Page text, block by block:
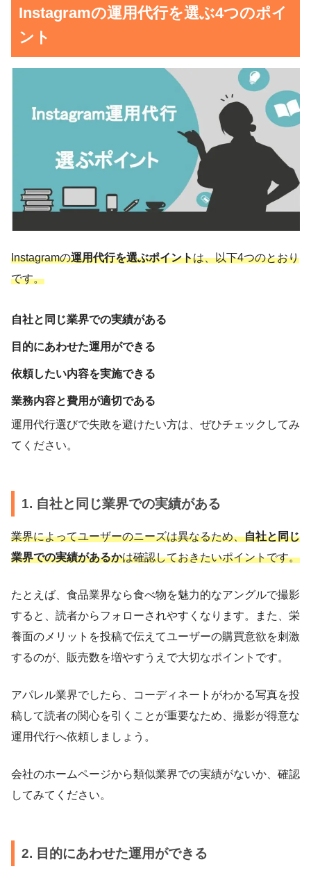
Instagramの運用代行を選ぶ4つのポイ
ント
Instagramの運用代行を選ぶポイントは、以下4つのとおり
です。
自社と同じ業界での実績がある
目的にあわせた運用ができる
依頼したい内容を実施できる
業務内容と費用が適切である
運用代行選びで失敗を避けたい方は、ぜひチェックしてみ
てください。
1. 自社と同じ業界での実績がある
業界によってユーザーのニーズは異なるため、自社と同じ
業界での実績があるかは確認しておきたいポイントです。
たとえば、食品業界なら食べ物を魅力的なアングルで撮影
すると、読者からフォローされやすくなります。また、栄
養面のメリットを投稿で伝えてユーザーの購買意欲を刺激
するのが、販売数を増やすうえで大切なポイントです。
アパレル業界でしたら、コーディネートがわかる写真を投
稿して読者の関心を引くことが重要なため、撮影が得意な
運用代行へ依頼しましょう。
会社のホームページから類似業界での実績がないか、確認
してみてください。
2. 目的にあわせた運用ができる